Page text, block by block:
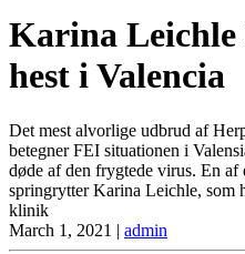
Karina Leichle
hest i Valencia
Det mest alvorlige udbrud af
betegner FEI situationen i
døde af den frygtede virus. En af
springrytter Karina Leichle, som
klinik
March 1, 2021 | admin